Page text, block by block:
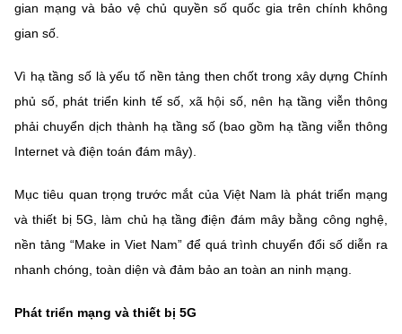
Chọn ngôn ngữ
BỘ KHOA HỌC VÀ CÔNG NGHỆ
MINISTRY OF SCIENCE AND TECHNOLOGY
Điều khoản sử dụng Theo dõi MST: Góp ý
Cơ quan chủ quản: Bộ Khoa học và Công nghệ (MST)
Chịu trách nhiệm nội dung: Nguyễn Thị Hải Hằng
Liên hệ
gian mạng và bảo vệ chủ quyền số quốc gia trên chính không
gian số.
Vì hạ tầng số là yếu tố nền tảng then chốt trong xây dựng Chính
phủ số, phát triển kinh tế số, xã hội số, nên hạ tầng viễn thông
phải chuyển dịch thành hạ tầng số (bao gồm hạ tầng viễn thông
Internet và điện toán đám mây).
Mục tiêu quan trọng trước mắt của Việt Nam là phát triển mạng
và thiết bị 5G, làm chủ hạ tầng điện đám mây bằng công nghệ,
nền tảng “Make in Viet Nam” để quá trình chuyển đổi số diễn ra
nhanh chóng, toàn diện và đảm bảo an toàn an ninh mạng.
Phát triển mạng và thiết bị 5G